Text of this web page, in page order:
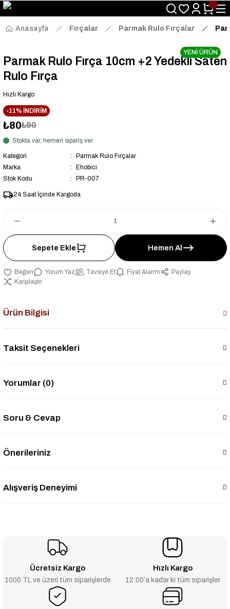
Size Özel "HG10" Kodu ile Sepette Hemen %10 İndirim Fırsatını
Kaçırmayın!
Anasayfa
Fırçalar Parmak Rulo Fırçalar
YENİ ÜRÜN
Parmak Rulo Fırça 10cm +2 Yedekli Saten
Rulo Fırça
Hızlı Kargo
-11% İNDİRİM
₺80₺90
Stokta var, hemen sipariş ver
Kategori
Parmak Rulo Fırçalar
Marka
Ehobici
Stok Kodu
PR-007
24 Saat İçinde Kargoda
Sepete Ekle Hemen Al
Yorum Yaz Tavsiye Et Fiyat Alarmı
Paylaş
Karşılaştır
Ürün Bilgisi
Taksit Seçenekleri
Yorumlar (0)
Soru & Cevap
Önerileriniz
Alışveriş Deneyimi
Ücretsiz Kargo
1000 TL ve üzeri tüm siparişlerde
Hızlı Kargo
12:00’a kadar ki tüm siparişler